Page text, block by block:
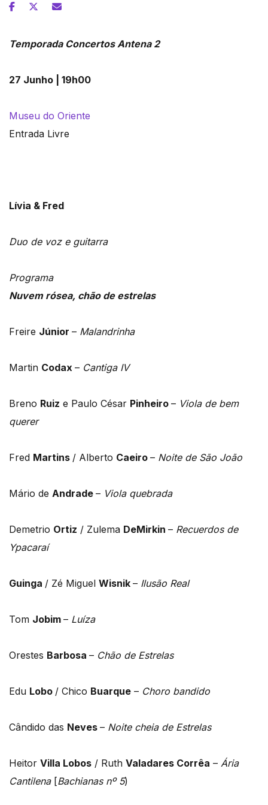
Temporada Concertos Antena 2
27 Junho | 19h00
Museu do Oriente
Entrada Livre
Lívia & Fred
Duo de voz e guitarra
Programa
Nuvem rósea, chão de estrelas
Freire Júnior – Malandrinha
Martin Codax – Cantiga IV
Breno Ruiz e Paulo César Pinheiro – Viola de bem
querer
Fred Martins / Alberto Caeiro – Noite de São João
Mário de Andrade – Viola quebrada
Demetrio Ortiz / Zulema DeMirkin – Recuerdos de
Ypacaraí
Guinga / Zé Miguel Wisnik – Ilusão Real
Tom Jobim – Luíza
Orestes Barbosa – Chão de Estrelas
Edu Lobo / Chico Buarque – Choro bandido
Cândido das Neves – Noite cheia de Estrelas
Heitor Villa Lobos / Ruth Valadares Corrêa – Ária
Cantilena[Bachianas nº 5)